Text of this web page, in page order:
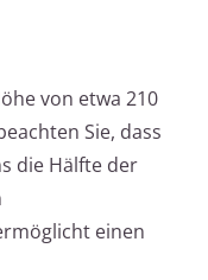
von etwa 210
Sie, dass
die Hälfte der
einen